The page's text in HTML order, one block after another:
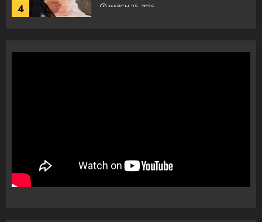
4 MARCH 25, 2025
1
“bosen” Joana Nano për
abuzim me fondet publike dhe
pasuri të pajustifikuar